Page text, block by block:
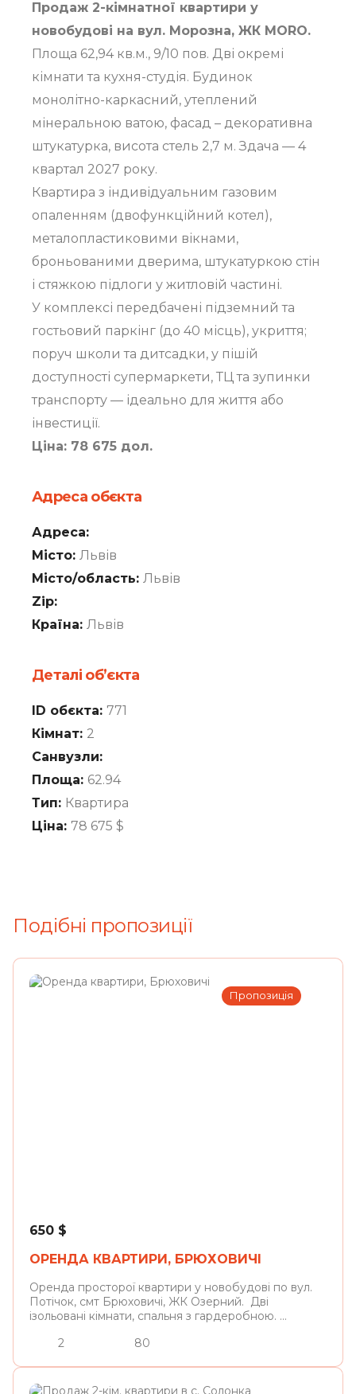
Продаж 2-кімнатної квартири у
новобудові на вул. Морозна, ЖК MORO.
Площа 62,94 кв.м., 9/10 пов. Дві окремі
кімнати та кухня-студія. Будинок
монолітно-каркасний, утеплений
мінеральною ватою, фасад – декоративна
штукатурка, висота стель 2,7 м. Здача — 4
квартал 2027 року.
Квартира з індивідуальним газовим
опаленням (двофункційний котел),
металопластиковими вікнами,
броньованими дверима, штукатуркою стін
і стяжкою підлоги у житловій частині.
У комплексі передбачені підземний та
гостьовий паркінг (до 40 місць), укриття;
поруч школи та дитсадки, у пішій
доступності супермаркети, ТЦ та зупинки
транспорту — ідеально для життя або
інвестиції.
Ціна: 78 675 дол.
Адреса обєкта
Адреса:
Місто: Львів
Місто/область: Львів
Zip:
Країна: Львів
Деталі об’єкта
ID обєкта: 771
Кімнат: 2
Санвузли:
Площа: 62.94
Тип: Квартира
Ціна: 78 675 $
Подібні пропозиції
Пропозиція
650 $
ОРЕНДА КВАРТИРИ, БРЮХОВИЧІ
Оренда просторої квартири у новобудові по вул.
Потічок, смт Брюховичі, ЖК Озерний. Дві
ізольовані кімнати, спальня з гардеробною. ...
2
80